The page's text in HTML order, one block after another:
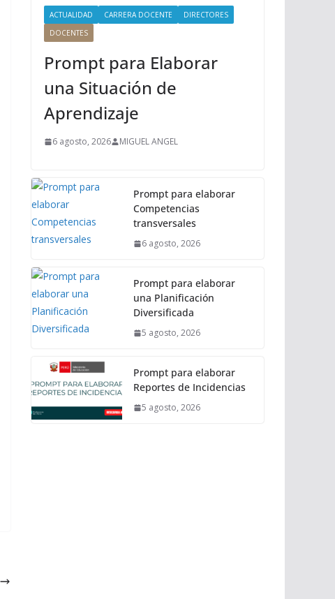
ACTUALIDAD CARRERA DOCENTE
DIRECTORES
DOCENTES
Prompt para Elaborar
una Situación de
Aprendizaje
6 agosto, 2026 MIGUEL ANGEL
Prompt para elaborar
Competencias
transversales
6 agosto, 2026
Prompt para elaborar
una Planificación
Diversificada
5 agosto, 2026
Prompt para elaborar
Reportes de Incidencias
5 agosto, 2026